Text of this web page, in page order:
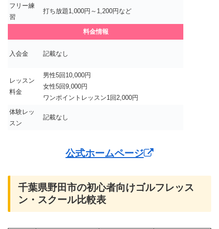
フリー練
習
打ち放題1,000円～1,200円など
料金情報
入会金 記載なし
レッスン
料金
男性5回10,000円
女性5回9,000円
ワンポイントレッスン1回2,000円
体験レッ
スン
記載なし
公式ホームページ
千葉県野田市の初心者向けゴルフレッス
ン・スクール比較表